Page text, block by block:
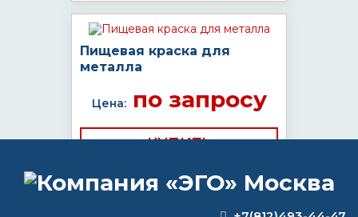
Пищевая краска для
металла
Цена:по запросу
КУПИТЬ